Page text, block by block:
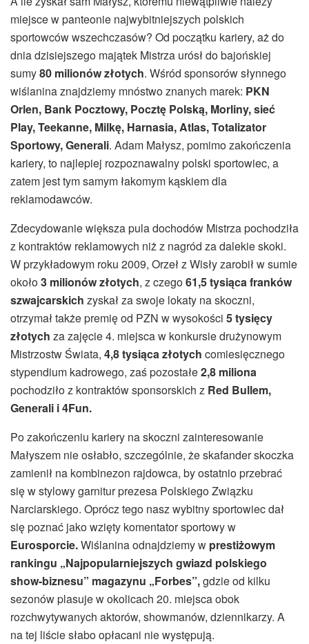
miejsce w panteonie najwybitniejszych polskich
sportowców wszechczasów? Od początku kariery, aż do
dnia dzisiejszego majątek Mistrza urósł do bajońskiej
sumy80 milionów złotych. Wśród sponsorów słynnego
wiślanina znajdziemy mnóstwo znanych marek: PKN
Orlen, Bank Pocztowy, Pocztę Polską, Morliny, sieć
Play, Teekanne, Milkę, Harnasia, Atlas, Totalizator
Sportowy, Generali. Adam Małysz, pomimo zakończenia
kariery, to najlepiej rozpoznawalny polski sportowiec, a
zatem jest tym samym łakomym kąskiem dla
reklamodawców.
Zdecydowanie większa pula dochodów Mistrza pochodziła
z kontraktów reklamowych niż z nagród za dalekie skoki.
W przykładowym roku 2009, Orzeł z Wisły zarobił w sumie
około3 milionów złotych, z czego61,5 tysiąca franków
szwajcarskich zyskał za swoje lokaty na skoczni,
otrzymał także premię od PZN w wysokości 5 tysięcy
złotych za zajęcie 4. miejsca w konkursie drużynowym
Mistrzostw Świata, 4,8 tysiąca złotych comiesięcznego
stypendium kadrowego, zaś pozostałe2,8 miliona
pochodziło z kontraktów sponsorskich z Red Bullem,
Generali i 4Fun.
Po zakończeniu kariery na skoczni zainteresowanie
Małyszem nie osłabło, szczególnie, że skafander skoczka
zamienił na kombinezon rajdowca, by ostatnio przebrać
się w stylowy garnitur prezesa Polskiego Związku
Narciarskiego. Oprócz tego nasz wybitny sportowiec dał
się poznać jako wzięty komentator sportowy w
Eurosporcie.Wiślanina odnajdziemy w prestiżowym
rankingu „Najpopularniejszych gwiazd polskiego
show-biznesu” magazynu „Forbes”,gdzie od kilku
sezonów plasuje w okolicach 20. miejsca obok
rozchwytywanych aktorów, showmanów, dziennikarzy. A
na tej liście słabo opłacani nie występują.